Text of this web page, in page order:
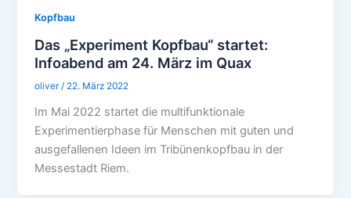
Kopfbau
Das „Experiment Kopfbau“ startet:
Infoabend am 24. März im Quax
oliver/ 22. März 2022
Im Mai 2022 startet die multifunktionale
Experimentierphase für Menschen mit guten und
ausgefallenen Ideen im Tribünenkopfbau in der
Messestadt Riem.